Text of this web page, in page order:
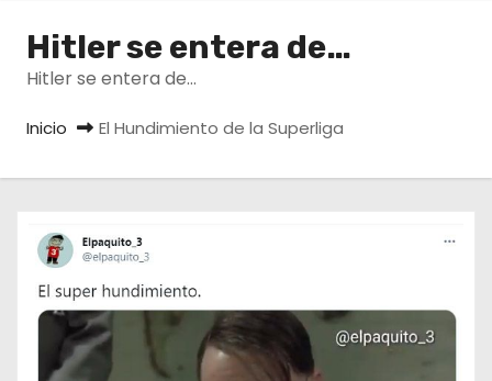
Hitler se entera de…
Hitler se entera de…
Inicio El Hundimiento de la Superliga